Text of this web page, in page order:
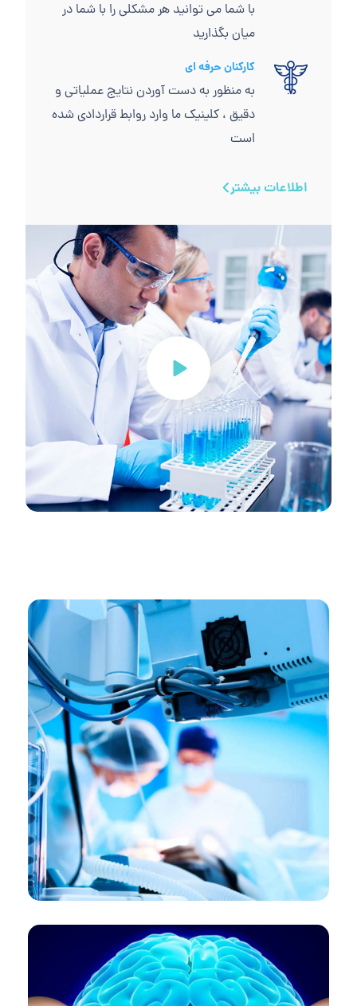
با شما می توانید هر مشکلی را با شما در
میان بگذارید
کارکنان حرفه ای
به منظور به دست آوردن نتایج عملیاتی و
دقیق ، کلینیک ما وارد روابط قراردادی شده
است
اطلاعات بیشتر